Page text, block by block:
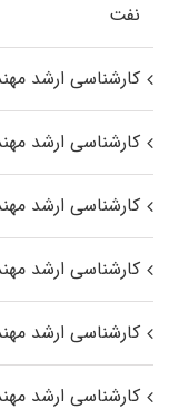
نفت
کارشناسی ارشد
کارشناسی ارشد
کارشناسی ارشد
کارشناسی ارشد
کارشناسی ارشد
کارشناسی ارشد